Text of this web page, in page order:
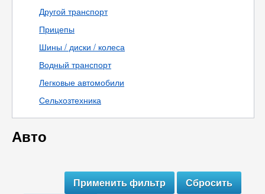
Другой транспорт
Прицепы
Шины / диски / колеса
Водный транспорт
Легковые автомобили
Сельхозтехника
Авто